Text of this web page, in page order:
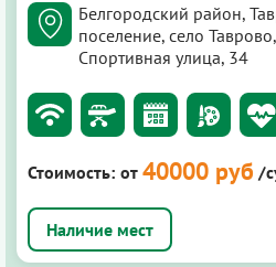
Белгородский район,
поселение, село
Спортивная улица, 34
Стоимость: от 40000 руб /